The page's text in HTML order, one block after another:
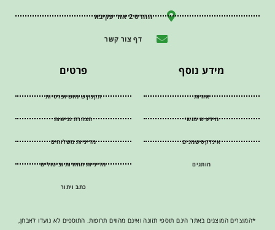
ההדס 2 אור עקיבא
דף צור קשר
מידע נוסף
אודות
מידע שימושי
אינדקס שמנים
מותגים
פרטים
תקנון שימוש ופרטיות
הצהרת נגישות
מדיניות משלוחים
מדיניות החזרות וביטולים
כתב ויתור
*המוצרים המוצגים באתר הינם תוספי תזונה ואינם מהווים תרופות. התוספים לא נועדו לאבחן,